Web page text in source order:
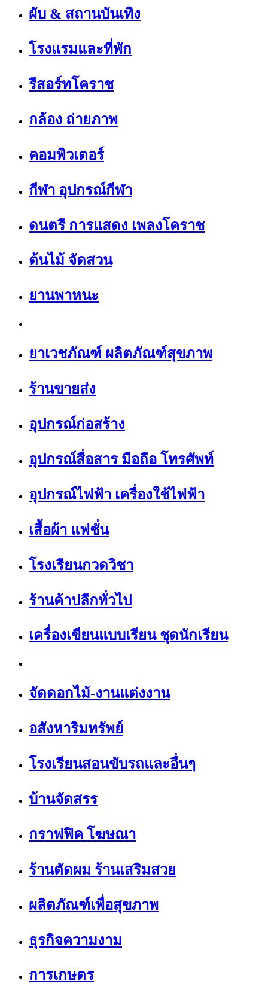
ผับ & สถานบันเทิง
โรงแรมและที่พัก
รีสอร์ทโคราช
กล้อง ถ่ายภาพ
คอมพิวเตอร์
กีฬา อุปกรณ์กีฬา
ดนตรี การแสดง เพลงโคราช
ต้นไม้ จัดสวน
ยานพาหนะ
ยาเวชภัณฑ์ ผลิตภัณฑ์สุขภาพ
ร้านขายส่ง
อุปกรณ์ก่อสร้าง
อุปกรณ์สื่อสาร มือถือ โทรศัพท์
อุปกรณ์ไฟฟ้า เครื่องใช้ไฟฟ้า
เสื้อผ้า แฟชั่น
โรงเรียนกวดวิชา
ร้านค้าปลีกทั่วไป
เครื่องเขียนแบบเรียน ชุดนักเรียน
จัดดอกไม้-งานแต่งงาน
อสังหาริมทรัพย์
โรงเรียนสอนขับรถและอื่นๆ
บ้านจัดสรร
กราฟฟิค โฆษณา
ร้านตัดผม ร้านเสริมสวย
ผลิตภัณฑ์เพื่อสุขภาพ
ธุรกิจความงาม
การเกษตร